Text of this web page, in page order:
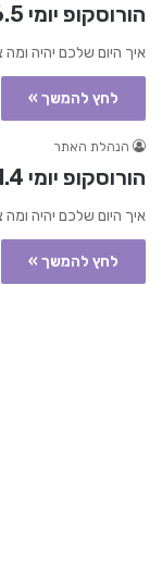
הורוסקופ יומי 16.5
איך היום שלכם יהיה
לחץ להמשך »
הנהלת האתר
הורוסקופ יומי 21.4
איך היום שלכם יהיה
לחץ להמשך »